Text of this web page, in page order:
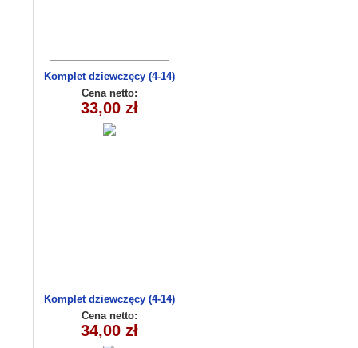
Komplet dziewczęcy (4-14)
EAJ0605
Cena netto:
33,00 zł
Komplet dziewczęcy (4-14)
8156
Cena netto:
34,00 zł